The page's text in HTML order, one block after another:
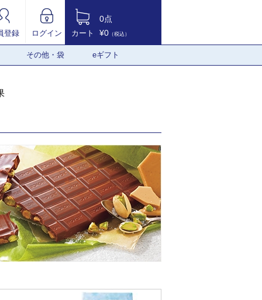
登録 ログイン カート
0点
¥0 （税込）
その他・袋 eギフト